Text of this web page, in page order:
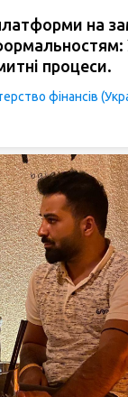
на
процеси.
фінансів